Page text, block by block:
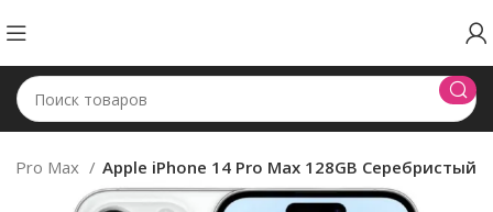
Pro Max Apple iPhone 14 Pro Max 128GB Серебристый